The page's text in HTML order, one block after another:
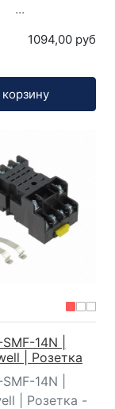
...
1094,00 руб
14N |
| Розетка
14N |
| Розетка -